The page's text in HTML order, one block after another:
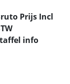
Prijs Incl
info